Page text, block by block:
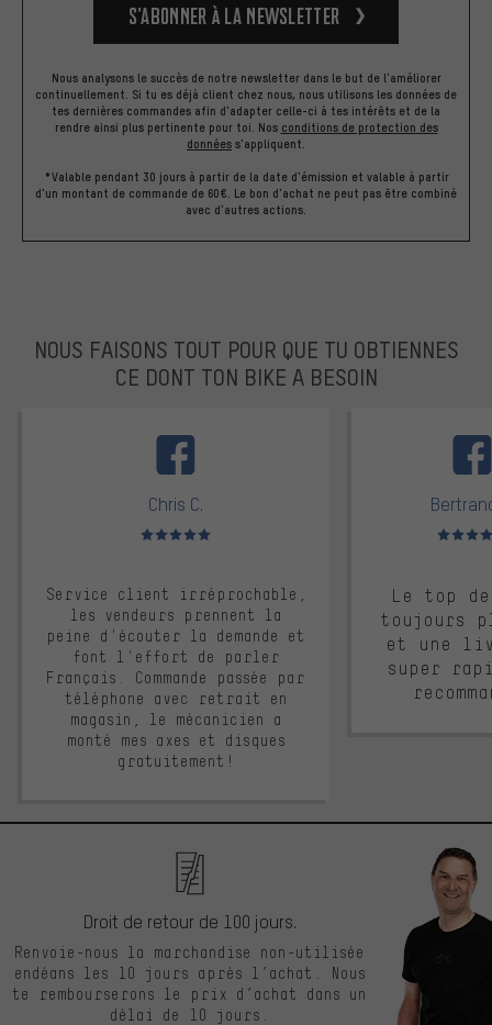
S’abonner à la newsletter
Nous analysons le succès de notre newsletter dans le but de l'améliorer
continuellement. Si tu es déjà client chez nous, nous utilisons les données de
tes dernières commandes afin d'adapter celle-ci à tes intérêts et de la
rendre ainsi plus pertinente pour toi. Nos conditions de protection des
données s'appliquent.
*Valable pendant 30 jours à partir de la date d'émission et valable à partir
d'un montant de commande de 60€. Le bon d'achat ne peut pas être combiné
avec d'autres actions.
NOUS FAISONS TOUT POUR QUE TU OBTIENNES
CE DONT TON BIKE A BESOIN
Chris C.
Note moyenne : 5 sur 5
Service client irréprochable,
les vendeurs prennent la
peine d'écouter la demande et
font l'effort de parler
Français. Commande passée par
téléphone avec retrait en
magasin, le mécanicien a
monté mes axes et disques
gratuitement!
Note
Le top
toujours
et une
super
Droit de retour de 100 jours.
Renvoie-nous la marchandise non-utilisée
endéans les 10 jours après l’achat. Nous
te rembourserons le prix d’achat dans un
délai de 10 jours.